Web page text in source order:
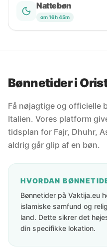
Nattebøn
om 16h 45m
Bønnetider i
Få nøjagtige og officielle
Italien. Vores platform
tidsplan for Fajr, Dhuhr,
aldrig går glip af en bøn.
HVORDAN
Bønnetider på Vaktija.eu
islamiske samfund og
land. Dette sikrer det
din specifikke lokation.